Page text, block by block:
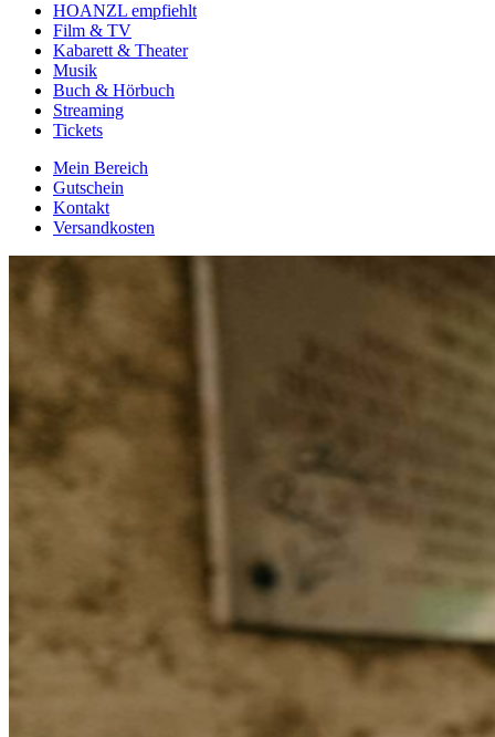
HOANZL empfiehlt
Film & TV
Kabarett & Theater
Musik
Buch & Hörbuch
Streaming
Tickets
Mein Bereich
Gutschein
Kontakt
Versandkosten